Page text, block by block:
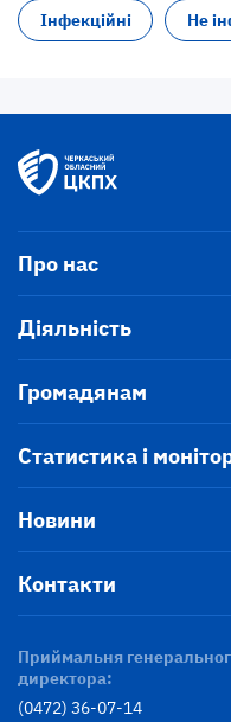
Інфекційні Не
Про нас
Діяльність
Громадянам
Статистика і
Новини
Контакти
Приймальня
директора:
(0472) 36-07-14